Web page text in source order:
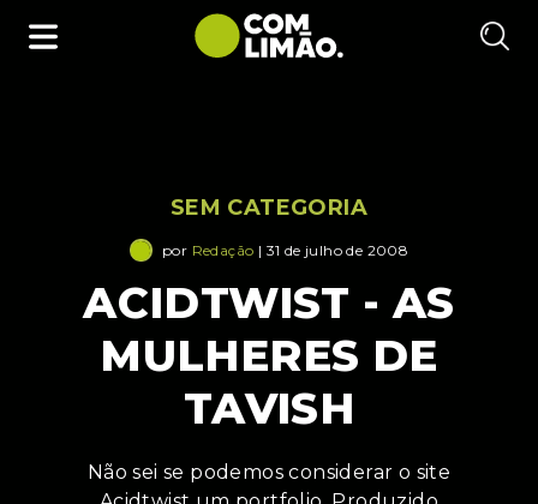
SEM CATEGORIA
por Redação | 31 de julho de 2008
ACIDTWIST - AS
MULHERES DE
TAVISH
Não sei se podemos considerar o site